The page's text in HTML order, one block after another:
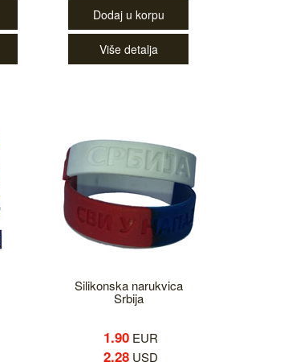
Dodaj u korpu
Više detalja
Silikonska narukvica
Srbija
1.90EUR
2.28USD